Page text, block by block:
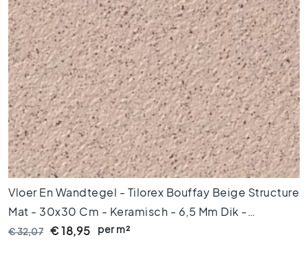
e
g
e
l
s
2
0
x
2
0
V
l
o
e
r
t
Vloer En Wandtegel - Tilorex Bouffay Beige Structure
Mat - 30x30 Cm - Keramisch - 6,5 Mm Dik -
VTX60767
€ 32,07 € 18,95 per m²